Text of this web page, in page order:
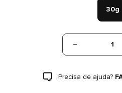
30g
1
Precisa de ajuda?